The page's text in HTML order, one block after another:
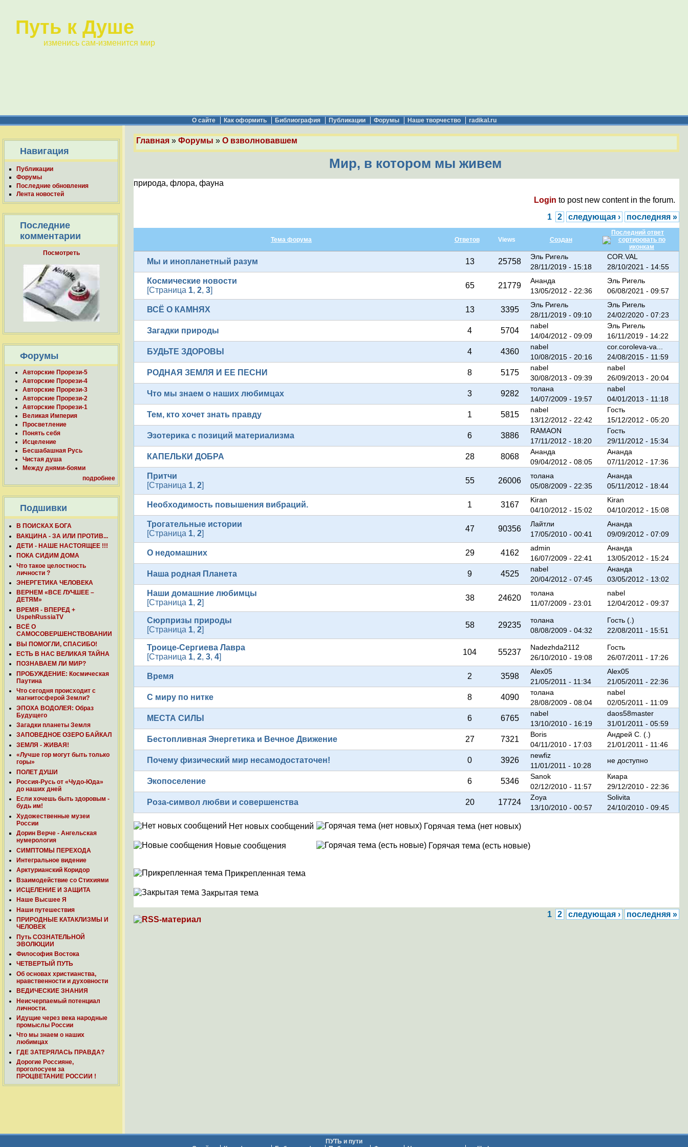
Путь к Душе
изменись сам-изменится мир
О сайте Как оформить Библиография Публикации Форумы Наше творчество radikal.ru
Навигация
Публикации
Форумы
Последние обновления
Лента новостей
Последние
комментарии
Посмотреть
Форумы
Авторские Прорези-5
Авторские Прорези-4
Авторские Прорези-3
Авторские Прорези-2
Авторские Прорези-1
Великая Империя
Просветление
Понять себя
Исцеление
Бесшабашная Русь
Чистая душа
Между днями-боями
подробнее
Подшивки
В ПОИСКАХ БОГА
ВАКЦИНА - ЗА ИЛИ ПРОТИВ...
ДЕТИ - НАШЕ НАСТОЯЩЕЕ !!!
ПОКА СИДИМ ДОМА
Что такое целостность
личности ?
ЭНЕРГЕТИКА ЧЕЛОВЕКА
ВЕРНЕМ «ВСЕ ЛУЧШЕЕ –
ДЕТЯМ»
ВРЕМЯ - ВПЕРЕД +
UspehRussiaTV
ВСЁ О
САМОСОВЕРШЕНСТВОВАНИИ
ВЫ ПОМОГЛИ, СПАСИБО!
ЕСТЬ В НАС ВЕЛИКАЯ ТАЙНА
ПОЗНАВАЕМ ЛИ МИР?
ПРОБУЖДЕНИЕ: Космическая
Паутина
Что сегодня происходит с
магнитосферой Земли?
ЭПОХА ВОДОЛЕЯ: Образ
Будущего
Загадки планеты Земля
ЗАПОВЕДНОЕ ОЗЕРО БАЙКАЛ
ЗЕМЛЯ - ЖИВАЯ!
«Лучше гор могут быть только
горы»
ПОЛЕТ ДУШИ
Россия-Русь от «Чудо-Юда»
до наших дней
Если хочешь быть здоровым -
будь им!
Художественные музеи
России
Дорин Верче - Ангельская
нумерология
СИМПТОМЫ ПЕРЕХОДА
Интегральное видение
Арктурианский Коридор
Взаимодействие со Стихиями
ИСЦЕЛЕНИЕ И ЗАЩИТА
Наше Высшее Я
Наши путешествия
ПРИРОДНЫЕ КАТАКЛИЗМЫ И
ЧЕЛОВЕК
Путь СОЗНАТЕЛЬНОЙ
ЭВОЛЮЦИИ
Философия Востока
ЧЕТВЕРТЫЙ ПУТЬ
Об основах христианства,
нравственности и духовности
ВЕДИЧЕСКИЕ ЗНАНИЯ
Неисчерпаемый потенциал
личности.
Идущие через века народные
промыслы России
Что мы знаем о наших
любимцах
ГДЕ ЗАТЕРЯЛАСЬ ПРАВДА?
Дорогие Россияне,
проголосуем за
ПРОЦВЕТАНИЕ РОССИИ !
Главная » Форумы » О взволновавшем
Мир, в котором мы живем
природа, флора, фауна
Login to post new content in the forum.
1
2 следующая › последняя »
Тема форума Ответов Views Создан
Последний ответ
Мы и инопланетный разум 13 25758
Эль Ригель
28/11/2019 - 15:18
COR.VAL
28/10/2021 - 14:55
Космические новости
[Страница 1, 2, 3]
65 21779
Ананда
13/05/2012 - 22:36
Эль Ригель
06/08/2021 - 09:57
ВСЁ О КАМНЯХ 13 3395
Эль Ригель
28/11/2019 - 09:10
Эль Ригель
24/02/2020 - 07:23
Загадки природы 4 5704
nabel
14/04/2012 - 09:09
Эль Ригель
16/11/2019 - 14:22
БУДЬТЕ ЗДОРОВЫ 4 4360
nabel
10/08/2015 - 20:16
cor.coroleva-va...
24/08/2015 - 11:59
РОДНАЯ ЗЕМЛЯ И ЕЕ ПЕСНИ 8 5175
nabel
30/08/2013 - 09:39
nabel
26/09/2013 - 20:04
Что мы знаем о наших любимцах 3 9282
толана
14/07/2009 - 19:57
nabel
04/01/2013 - 11:18
Тем, кто хочет знать правду 1 5815
nabel
13/12/2012 - 22:42
Гость
15/12/2012 - 05:20
Эзотерика с позиций материализма 6 3886
RAMAON
17/11/2012 - 18:20
Гость
29/11/2012 - 15:34
КАПЕЛЬКИ ДОБРА 28 8068
Ананда
09/04/2012 - 08:05
Ананда
07/11/2012 - 17:36
Притчи
[Страница 1, 2]
55 26006
толана
05/08/2009 - 22:35
Ананда
05/11/2012 - 18:44
Необходимость повышения вибраций. 1 3167
Kiran
04/10/2012 - 15:02
Kiran
04/10/2012 - 15:08
Трогательные истории
[Страница 1, 2]
47 90356
Лайтли
17/05/2010 - 00:41
Ананда
09/09/2012 - 07:09
О недомашних 29 4162
admin
16/07/2009 - 22:41
Ананда
13/05/2012 - 15:24
Наша родная Планета 9 4525
nabel
20/04/2012 - 07:45
Ананда
03/05/2012 - 13:02
Наши домашние любимцы
[Страница 1, 2]
38 24620
толана
11/07/2009 - 23:01
nabel
12/04/2012 - 09:37
Сюрпризы природы
[Страница 1, 2]
58 29235
толана
08/08/2009 - 04:32
Гость (.)
22/08/2011 - 15:51
Троице-Сергиева Лавра
[Страница 1, 2, 3, 4]
104 55237
Nadezhda2112
26/10/2010 - 19:08
Гость
26/07/2011 - 17:26
Время 2 3598
Alex05
21/05/2011 - 11:34
Alex05
21/05/2011 - 22:36
С миру по нитке 8 4090
толана
28/08/2009 - 08:04
nabel
02/05/2011 - 11:09
МЕСТА СИЛЫ 6 6765
nabel
13/10/2010 - 16:19
daos58master
31/01/2011 - 05:59
Бестопливная Энергетика и Вечное Движение 27 7321
Boris
04/11/2010 - 17:03
Андрей C. (.)
21/01/2011 - 11:46
Почему физический мир несамодостаточен! 0 3926
newfiz
11/01/2011 - 10:28
не доступно
Экопоселение 6 5346
Sanok
02/12/2010 - 11:57
Киара
29/12/2010 - 22:36
Роза-символ любви и совершенства 20 17724
Zoya
13/10/2010 - 00:57
Solivita
24/10/2010 - 09:45
Нет новых сообщений
Новые сообщения
Горячая тема (нет новых)
Горячая тема (есть новые)
Прикрепленная тема
Закрытая тема
1 2 следующая › последняя »
ПУТЬ и пути